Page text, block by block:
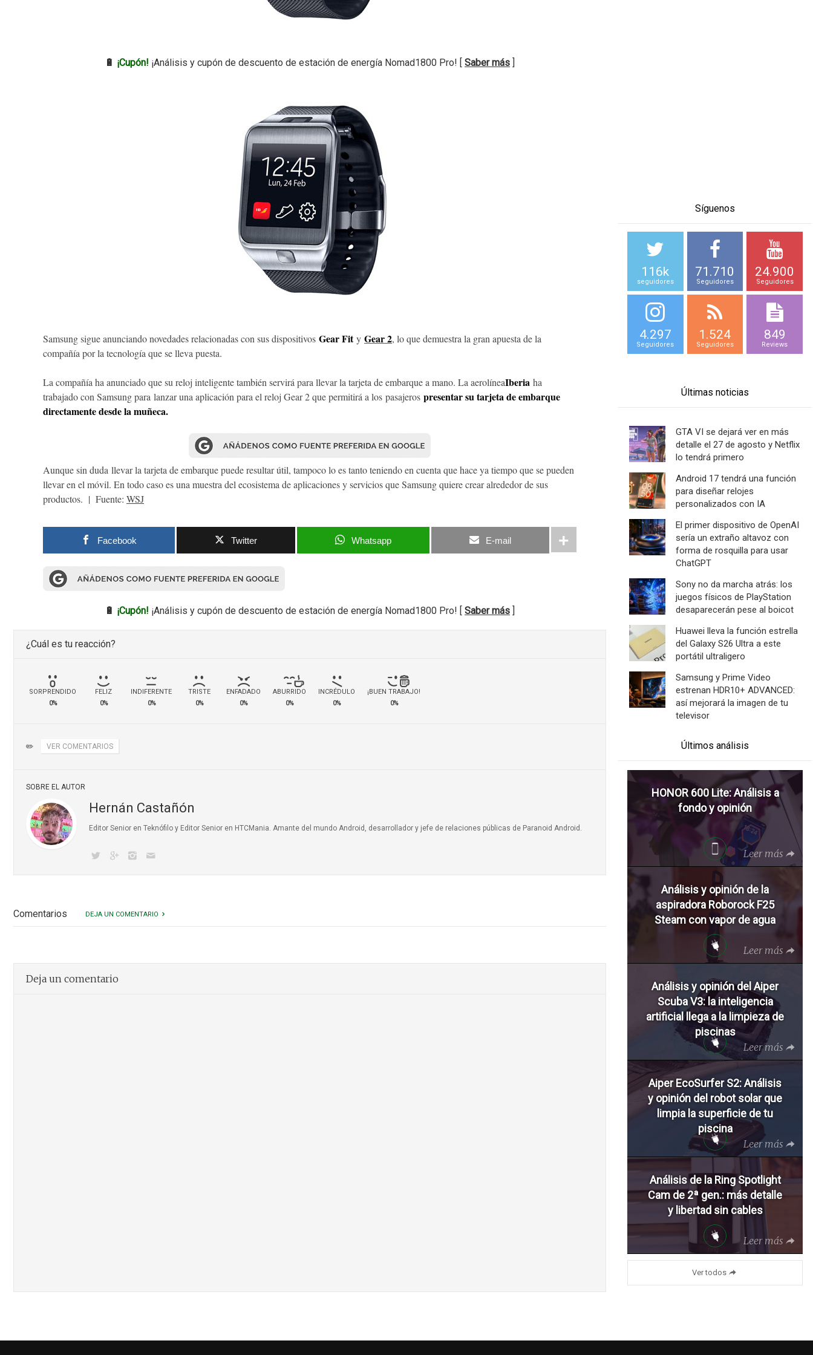
🔋 ¡Cupón! ¡Análisis y cupón de descuento de estación de energía Nomad1800 Pro! [ Saber más ]
Samsung sigue anunciando novedades relacionadas con sus dispositivos Gear Fit y Gear 2, lo que demuestra la gran apuesta de la
compañía por la tecnología que se lleva puesta.
La compañía ha anunciado que su reloj inteligente también servirá para llevar la tarjeta de embarque a mano. La aerolíneaIberia ha
trabajado con Samsung para lanzar una aplicación para el reloj Gear 2 que permitirá a los pasajeros presentar su tarjeta de embarque
directamente desde la muñeca.
Aunque sin duda llevar la tarjeta de embarque puede resultar útil, tampoco lo es tanto teniendo en cuenta que hace ya tiempo que se pueden
llevar en el móvil. En todo caso es una muestra del ecosistema de aplicaciones y servicios que Samsung quiere crear alrededor de sus
productos. | Fuente: WSJ
Facebook Twitter Whatsapp E-mail
🔋 ¡Cupón! ¡Análisis y cupón de descuento de estación de energía Nomad1800 Pro! [ Saber más
¿Cuál es tu reacción?
SORPRENDIDO
0%
FELIZ
0%
INDIFERENTE
0%
TRISTE
0%
ENFADADO
0%
ABURRIDO
0%
INCRÉDULO
0%
¡BUEN TRABAJO!
0%
✏️ VER COMENTARIOS
SOBRE EL AUTOR
Hernán Castañón
Editor Senior en Teknófilo y Editor Senior en HTCMania. Amante del mundo Android, desarrollador y jefe de relaciones públicas de Paranoid Android.
Comentarios DEJA UN COMENTARIO
Deja un comentario
Síguenos
116k
seguidores
71.710
Seguidores
24.900
Seguidores
4.297
Seguidores
1.524
Seguidores
849
Reviews
Últimas noticias
GTA VI se dejará ver en más
detalle el 27 de agosto y Netflix
lo tendrá primero
Android 17 tendrá una función
para diseñar relojes
personalizados con IA
El primer dispositivo de OpenAI
sería un extraño altavoz con
forma de rosquilla para usar
ChatGPT
Sony no da marcha atrás: los
juegos físicos de PlayStation
desaparecerán pese al boicot
Huawei lleva la función estrella
del Galaxy S26 Ultra a este
portátil ultraligero
Samsung y Prime Video
estrenan HDR10+ ADVANCED:
así mejorará la imagen de tu
televisor
Últimos análisis
HONOR 600 Lite: Análisis a
fondo y opinión
Leer más
Análisis y opinión de la
aspiradora Roborock F25
Steam con vapor de agua
Leer más
Análisis y opinión del Aiper
Scuba V3: la inteligencia
artificial llega a la limpieza de
piscinas
Leer más
Aiper EcoSurfer S2: Análisis
y opinión del robot solar que
limpia la superficie de tu
piscina
Leer más
Análisis de la Ring Spotlight
Cam de 2ª gen.: más detalle
y libertad sin cables
Leer más
Ver todos